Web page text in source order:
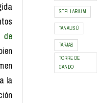
de
la
STELLARIUM
TANAUSÚ
TARJAS
TORRE DE
GANDO